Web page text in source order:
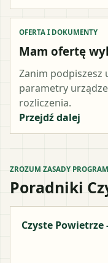
OFERTA I DOKUMENTY
Mam ofertę
Zanim podpiszesz
parametry
rozliczenia.
Przejdź dalej
ZROZUM ZASADY
Poradniki
Czyste